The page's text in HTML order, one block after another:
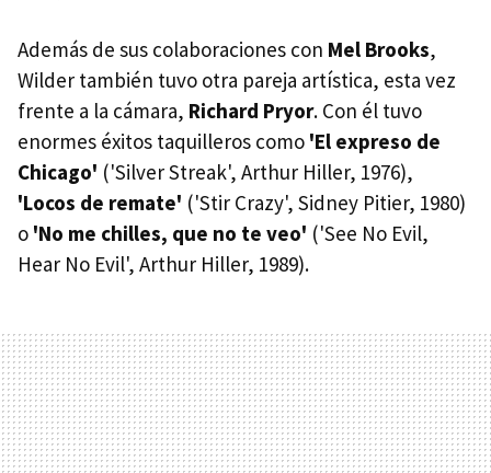
Además de sus colaboraciones con Mel Brooks,
Wilder también tuvo otra pareja artística, esta vez
frente a la cámara, Richard Pryor. Con él tuvo
enormes éxitos taquilleros como 'El expreso de
Chicago' ('Silver Streak', Arthur Hiller, 1976),
'Locos de remate' ('Stir Crazy', Sidney Pitier, 1980)
o 'No me chilles, que no te veo' ('See No Evil,
Hear No Evil', Arthur Hiller, 1989).